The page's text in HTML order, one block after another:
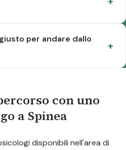
per andare dallo
con uno
a Spinea
disponibili nell'area di